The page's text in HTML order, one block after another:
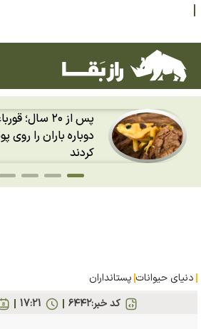
پس از ۲۰
دوباره باران را
کردند
دنیای حیوانات پستانداران
کد خبر:۶۴۴۲ 17:21